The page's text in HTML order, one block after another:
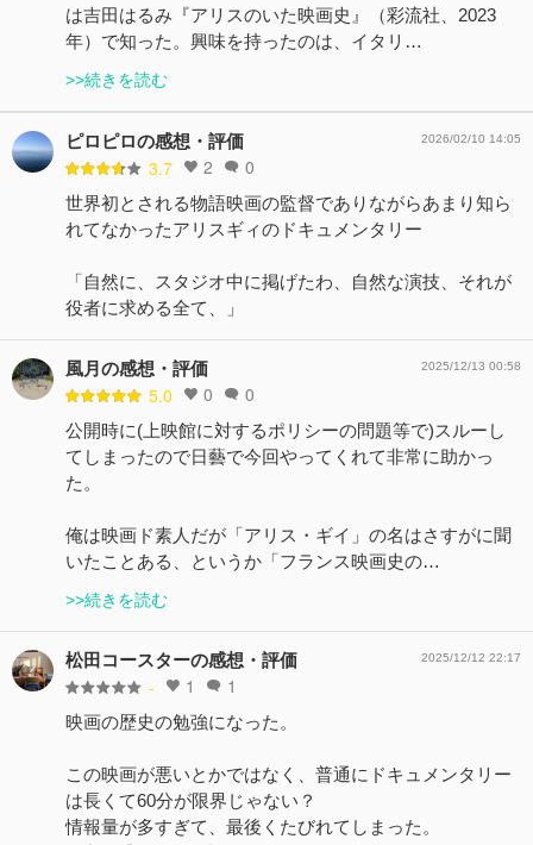
は吉田はるみ『アリスのいた映画史』（彩流社、2023
年）で知った。興味を持ったのは、イタリ…
>>続きを読む
ピロピロの感想・評価
3.7 2 0
2026/02/10 14:05
世界初とされる物語映画の監督でありながらあまり知ら
れてなかったアリスギィのドキュメンタリー
「自然に、スタジオ中に掲げたわ、自然な演技、それが
役者に求める全て、」
風月の感想・評価
5.0 0 0
2025/12/13 00:58
公開時に(上映館に対するポリシーの問題等で)スルーし
てしまったので日藝で今回やってくれて非常に助かっ
た。
俺は映画ド素人だが「アリス・ギイ」の名はさすがに聞
いたことある、というか「フランス映画史の…
>>続きを読む
松田コースターの感想・評価
- 1 1
2025/12/12 22:17
映画の歴史の勉強になった。
この映画が悪いとかではなく、普通にドキュメンタリー
は長くて60分が限界じゃない？
情報量が多すぎて、最後くたびれてしまった。